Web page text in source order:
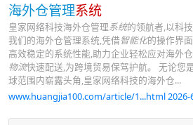
海外仓管理系统
皇家网络科技海外仓管理系统的领航者,以科
我们的海外仓管理系统,凭借智能化的操作界
高效稳定的系统性能,助力企业轻松应对海外
物流快速配送,为跨境贸易保驾护航。 无论您
球范围内崭露头角,皇家网络科技的海外仓...
www.huangjia100.com/article/1...html 2026-